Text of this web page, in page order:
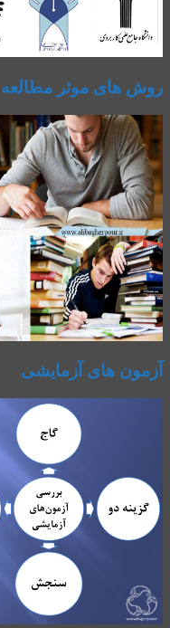
روش های موثر مطالعه
آزمون های آزمایشی